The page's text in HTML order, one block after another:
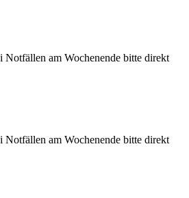
am Wochenende bitte direkt
am Wochenende bitte direkt